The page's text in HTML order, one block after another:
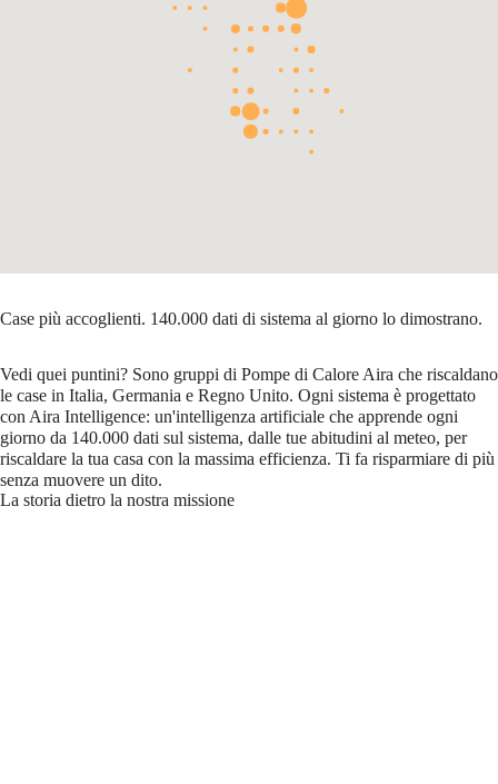
Case più accoglienti. 140.000 dati di sistema al giorno lo dimostrano.
Vedi quei puntini? Sono gruppi di Pompe di Calore Aira che riscaldano
le case in Italia, Germania e Regno Unito. Ogni sistema è progettato
con Aira Intelligence: un'intelligenza artificiale che apprende ogni
giorno da 140.000 dati sul sistema, dalle tue abitudini al meteo, per
riscaldare la tua casa con la massima efficienza. Ti fa risparmiare di più
senza muovere un dito.
La storia dietro la nostra missione